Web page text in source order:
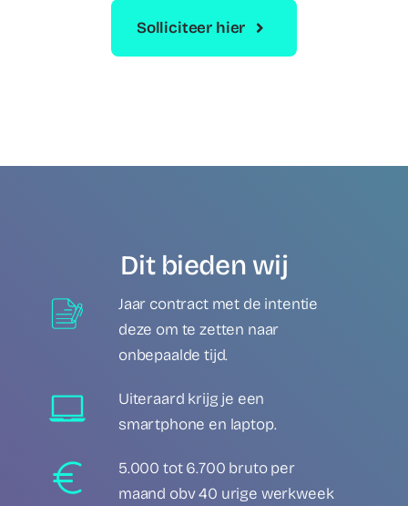
Solliciteer hier
Dit bieden wij
Jaar contract met de intentie
deze om te zetten naar
onbepaalde tijd.
Uiteraard krijg je een
smartphone en laptop.
5.000 tot 6.700 bruto per
maand obv 40 urige werkweek